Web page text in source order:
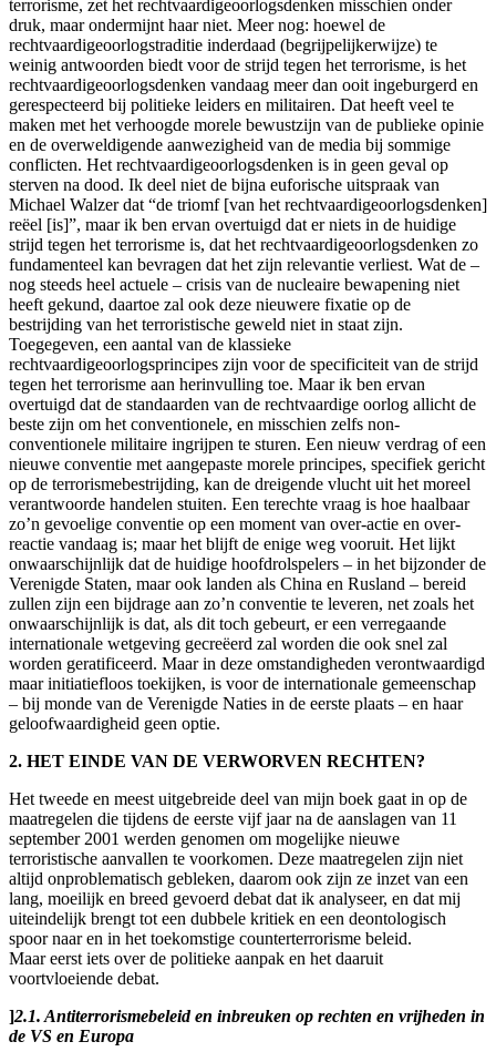
terrorisme, zet het rechtvaardigeoorlogsdenken misschien onder
druk, maar ondermijnt haar niet. Meer nog: hoewel de
rechtvaardigeoorlogstraditie inderdaad (begrijpelijkerwijze) te
weinig antwoorden biedt voor de strijd tegen het terrorisme, is het
rechtvaardigeoorlogsdenken vandaag meer dan ooit ingeburgerd en
gerespecteerd bij politieke leiders en militairen. Dat heeft veel te
maken met het verhoogde morele bewustzijn van de publieke opinie
en de overweldigende aanwezigheid van de media bij sommige
conflicten. Het rechtvaardigeoorlogsdenken is in geen geval op
sterven na dood. Ik deel niet de bijna euforische uitspraak van
Michael Walzer dat “de triomf [van het rechtvaardigeoorlogsdenken]
reëel [is]”, maar ik ben ervan overtuigd dat er niets in de huidige
strijd tegen het terrorisme is, dat het rechtvaardigeoorlogsdenken zo
fundamenteel kan bevragen dat het zijn relevantie verliest. Wat de –
nog steeds heel actuele – crisis van de nucleaire bewapening niet
heeft gekund, daartoe zal ook deze nieuwere fixatie op de
bestrijding van het terroristische geweld niet in staat zijn.
Toegegeven, een aantal van de klassieke
rechtvaardigeoorlogsprincipes zijn voor de specificiteit van de strijd
tegen het terrorisme aan herinvulling toe. Maar ik ben ervan
overtuigd dat de standaarden van de rechtvaardige oorlog allicht de
beste zijn om het conventionele, en misschien zelfs non-
conventionele militaire ingrijpen te sturen. Een nieuw verdrag of een
nieuwe conventie met aangepaste morele principes, specifiek gericht
op de terrorismebestrijding, kan de dreigende vlucht uit het moreel
verantwoorde handelen stuiten. Een terechte vraag is hoe haalbaar
zo’n gevoelige conventie op een moment van over-actie en over-
reactie vandaag is; maar het blijft de enige weg vooruit. Het lijkt
onwaarschijnlijk dat de huidige hoofdrolspelers – in het bijzonder de
Verenigde Staten, maar ook landen als China en Rusland – bereid
zullen zijn een bijdrage aan zo’n conventie te leveren, net zoals het
onwaarschijnlijk is dat, als dit toch gebeurt, er een verregaande
internationale wetgeving gecreëerd zal worden die ook snel zal
worden geratificeerd. Maar in deze omstandigheden verontwaardigd
maar initiatiefloos toekijken, is voor de internationale gemeenschap
– bij monde van de Verenigde Naties in de eerste plaats – en haar
geloofwaardigheid geen optie.
2. HET EINDE VAN DE VERWORVEN RECHTEN?
Het tweede en meest uitgebreide deel van mijn boek gaat in op de
maatregelen die tijdens de eerste vijf jaar na de aanslagen van 11
september 2001 werden genomen om mogelijke nieuwe
terroristische aanvallen te voorkomen. Deze maatregelen zijn niet
altijd onproblematisch gebleken, daarom ook zijn ze inzet van een
lang, moeilijk en breed gevoerd debat dat ik analyseer, en dat mij
uiteindelijk brengt tot een dubbele kritiek en een deontologisch
spoor naar en in het toekomstige counterterrorisme beleid.
Maar eerst iets over de politieke aanpak en het daaruit
voortvloeiende debat.
]2.1. Antiterrorismebeleid en inbreuken op rechten en vrijheden in
de VS en Europa